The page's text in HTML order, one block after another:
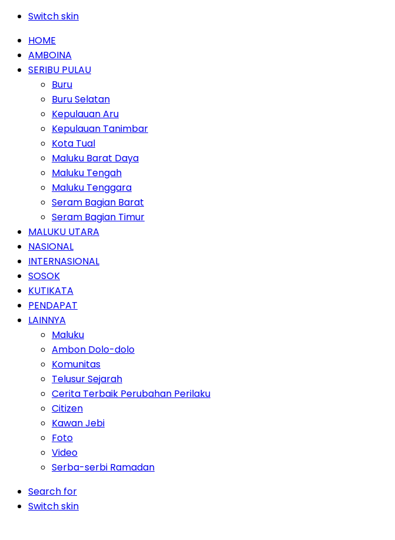
Switch skin
HOME
AMBOINA
SERIBU PULAU
Buru
Buru Selatan
Kepulauan Aru
Kepulauan Tanimbar
Kota Tual
Maluku Barat Daya
Maluku Tengah
Maluku Tenggara
Seram Bagian Barat
Seram Bagian Timur
MALUKU UTARA
NASIONAL
INTERNASIONAL
SOSOK
KUTIKATA
PENDAPAT
LAINNYA
Maluku
Ambon Dolo-dolo
Komunitas
Telusur Sejarah
Cerita Terbaik Perubahan Perilaku
Citizen
Kawan Jebi
Foto
Video
Serba-serbi Ramadan
Search for
Switch skin